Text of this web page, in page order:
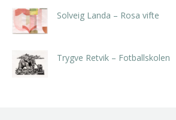
Solveig Landa – Rosa vifte
Trygve Retvik – Fotballskolen